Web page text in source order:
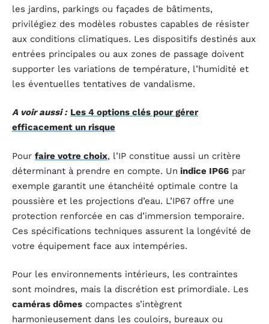
les jardins, parkings ou façades de bâtiments,
privilégiez des modèles robustes capables de résister
aux conditions climatiques. Les dispositifs destinés aux
entrées principales ou aux zones de passage doivent
supporter les variations de température, l’humidité et
les éventuelles tentatives de vandalisme.
A voir aussi : Les 4 options clés pour gérer
efficacement un risque
Pour faire votre choix, l’IP constitue aussi un critère
déterminant à prendre en compte. Un indice IP66 par
exemple garantit une étanchéité optimale contre la
poussière et les projections d’eau. L’IP67 offre une
protection renforcée en cas d’immersion temporaire.
Ces spécifications techniques assurent la longévité de
votre équipement face aux intempéries.
Pour les environnements intérieurs, les contraintes
sont moindres, mais la discrétion est primordiale. Les
caméras dômes compactes s’intègrent
harmonieusement dans les couloirs, bureaux ou